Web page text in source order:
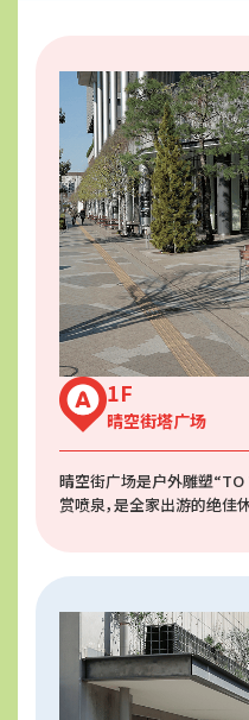
1F
晴空街塔广场
晴空街广场是户外雕塑“TO
赏喷泉，是全家出游的绝佳